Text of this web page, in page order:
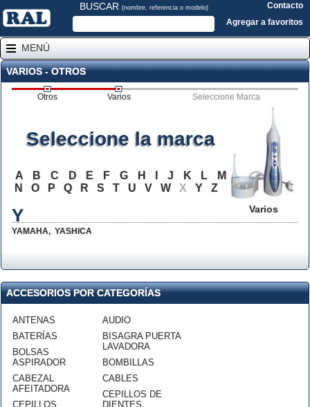
BUSCAR (nombre, referencia o modelo)
Contacto
Agregar a favoritos
MENÚ
VARIOS - OTROS
Otros Varios Seleccione Marca
Varios
Seleccione la marca
A B C D E F G H J K L
M
N
O P Q R S T U V W X Y Z
Y
YAMAHA, YASHICA
ACCESORIOS POR CATEGORÍAS
ANTENAS
BATERÍAS
BOLSAS
ASPIRADOR
CABEZAL
AFEITADORA
CEPILLOS
AUDIO
BISAGRA PUERTA
LAVADORA
BOMBILLAS
CABLES
CEPILLOS DE
DIENTES